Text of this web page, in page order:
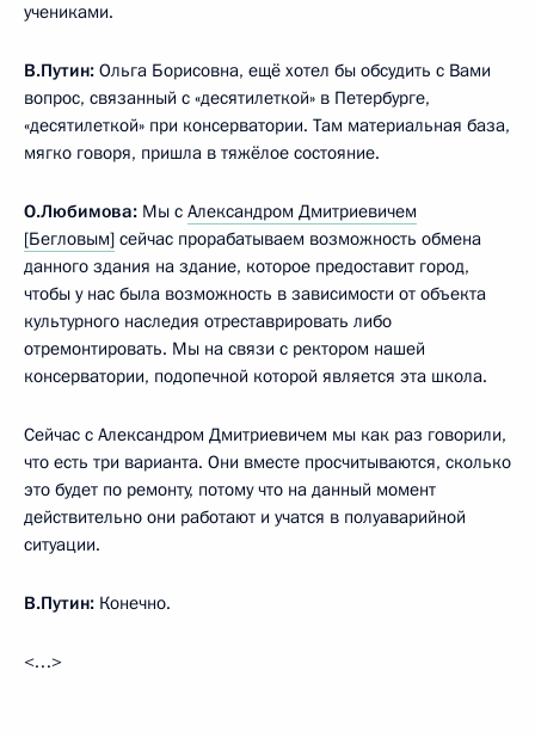
учениками.
В.Путин: Ольга Борисовна, ещё хотел бы обсудить с Вами
вопрос, связанный с «десятилеткой» в Петербурге,
«десятилеткой» при консерватории. Там материальная база,
мягко говоря, пришла в тяжёлое состояние.
О.Любимова: Мы с Александром Дмитриевичем
[Бегловым] сейчас прорабатываем возможность обмена
данного здания на здание, которое предоставит город,
чтобы у нас была возможность в зависимости от объекта
культурного наследия отреставрировать либо
отремонтировать. Мы на связи с ректором нашей
консерватории, подопечной которой является эта школа.
Сейчас с Александром Дмитриевичем мы как раз говорили,
что есть три варианта. Они вместе просчитываются, сколько
это будет по ремонту, потому что на данный момент
действительно они работают и учатся в полуаварийной
ситуации.
В.Путин: Конечно.
<…>